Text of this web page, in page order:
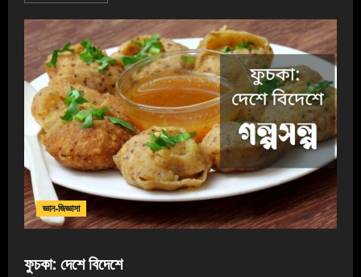
জ্ঞান-জিজ্ঞাসা
ফুচকা: দেশে বিদেশে